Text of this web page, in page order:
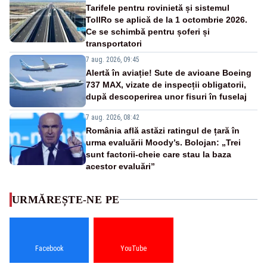
Tarifele pentru rovinietă și sistemul
TollRo se aplică de la 1 octombrie 2026.
Ce se schimbă pentru șoferi și
transportatori
7 aug. 2026, 09:45
Alertă în aviație! Sute de avioane Boeing
737 MAX, vizate de inspecții obligatorii,
după descoperirea unor fisuri în fuselaj
7 aug. 2026, 08:42
România află astăzi ratingul de țară în
urma evaluării Moody’s. Bolojan: „Trei
sunt factorii-cheie care stau la baza
acestor evaluări”
URMĂREȘTE-NE PE
Facebook YouTube